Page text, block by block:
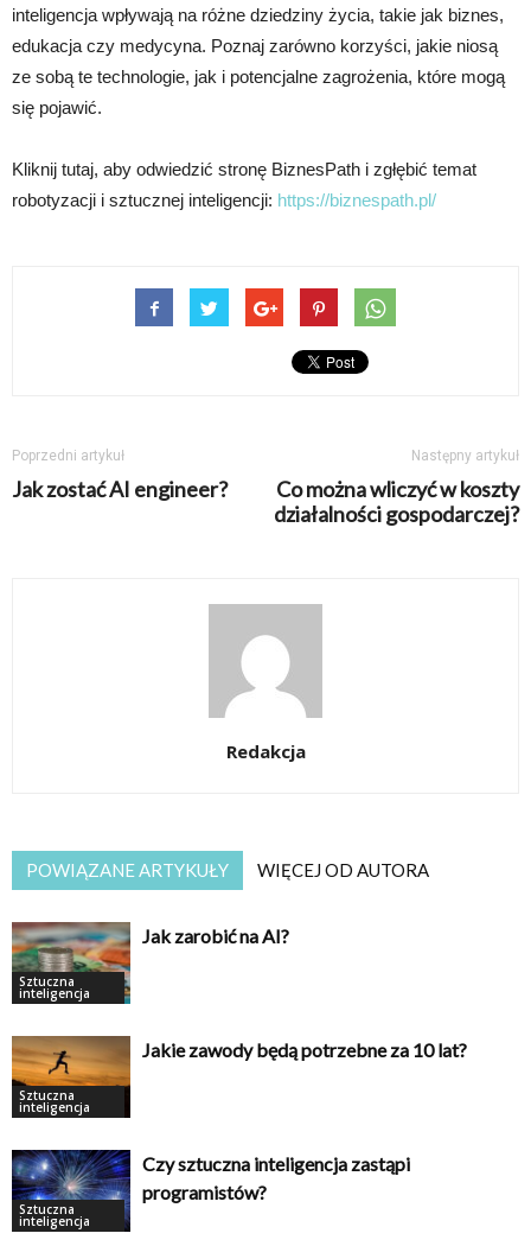
inteligencja wpływają na różne dziedziny życia, takie jak biznes,
edukacja czy medycyna. Poznaj zarówno korzyści, jakie niosą
ze sobą te technologie, jak i potencjalne zagrożenia, które mogą
się pojawić.
Kliknij tutaj, aby odwiedzić stronę BiznesPath i zgłębić temat
robotyzacji i sztucznej inteligencji: https://biznespath.pl/
Poprzedni artykuł
Jak zostać AI engineer?
Następny artykuł
Co można wliczyć w koszty
działalności gospodarczej?
Redakcja
POWIĄZANE ARTYKUŁY WIĘCEJ OD AUTORA
Sztuczna
inteligencja
Jak zarobić na AI?
Sztuczna
inteligencja
Jakie zawody będą potrzebne za 10 lat?
Sztuczna
inteligencja
Czy sztuczna inteligencja zastąpi
programistów?